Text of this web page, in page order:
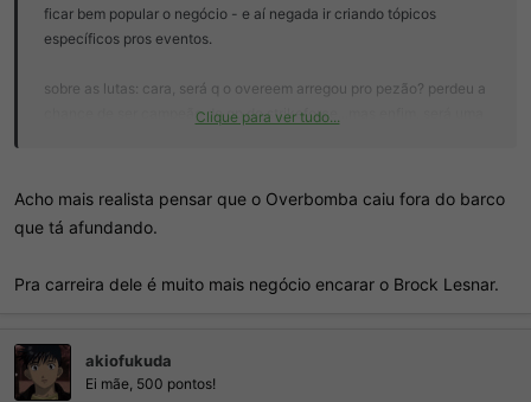
ficar bem popular o negócio - e aí negada ir criando tópicos
específicos pros eventos.
sobre as lutas: cara, será q o overeem arregou pro pezão? perdeu a
chance de ser campeão do gp do strikeforce...mas enfim, será uma
ah, nao esquecendo q o fedor vai lutar no final do ano tb!!
Clique para ver tudo...
Acho mais realista pensar que o Overbomba caiu fora do barco
que tá afundando.
Pra carreira dele é muito mais negócio encarar o Brock Lesnar.
akiofukuda
Ei mãe, 500 pontos!